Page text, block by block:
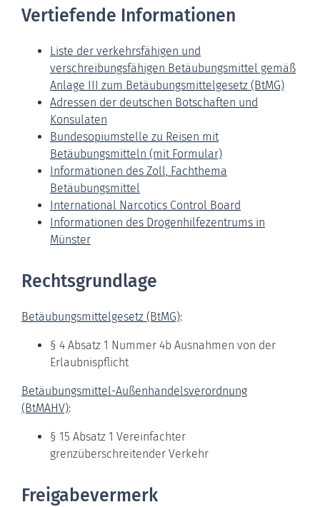
Vertiefende Informationen
Liste der verkehrsfähigen und
verschreibungsfähigen Betäubungsmittel gemäß
Anlage III zum Betäubungsmittelgesetz (BtMG)
Adressen der deutschen Botschaften und
Konsulaten
Bundesopiumstelle zu Reisen mit
Betäubungsmitteln (mit Formular)
Informationen des Zoll, Fachthema
Betäubungsmittel
International Narcotics Control Board
Informationen des Drogenhilfezentrums in
Münster
Rechtsgrundlage
Betäubungsmittelgesetz (BtMG):
§ 4 Absatz 1 Nummer 4b Ausnahmen von der
Erlaubnispflicht
Betäubungsmittel-Außenhandelsverordnung
(BtMAHV):
§ 15 Absatz 1 Vereinfachter
grenzüberschreitender Verkehr
Freigabevermerk